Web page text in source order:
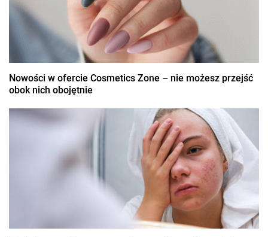
Nowości w ofercie Cosmetics Zone – nie możesz przejść
obok nich obojętnie